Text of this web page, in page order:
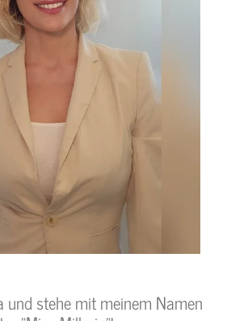
und stehe mit meinem Namen